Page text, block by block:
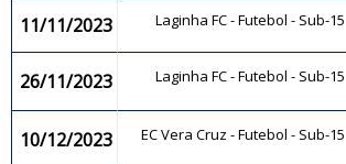
11/11/2023 Laginha FC - Futebol - Sub-15
26/11/2023 Laginha FC - Futebol - Sub-15
10/12/2023 EC Vera Cruz - Futebol - Sub-15